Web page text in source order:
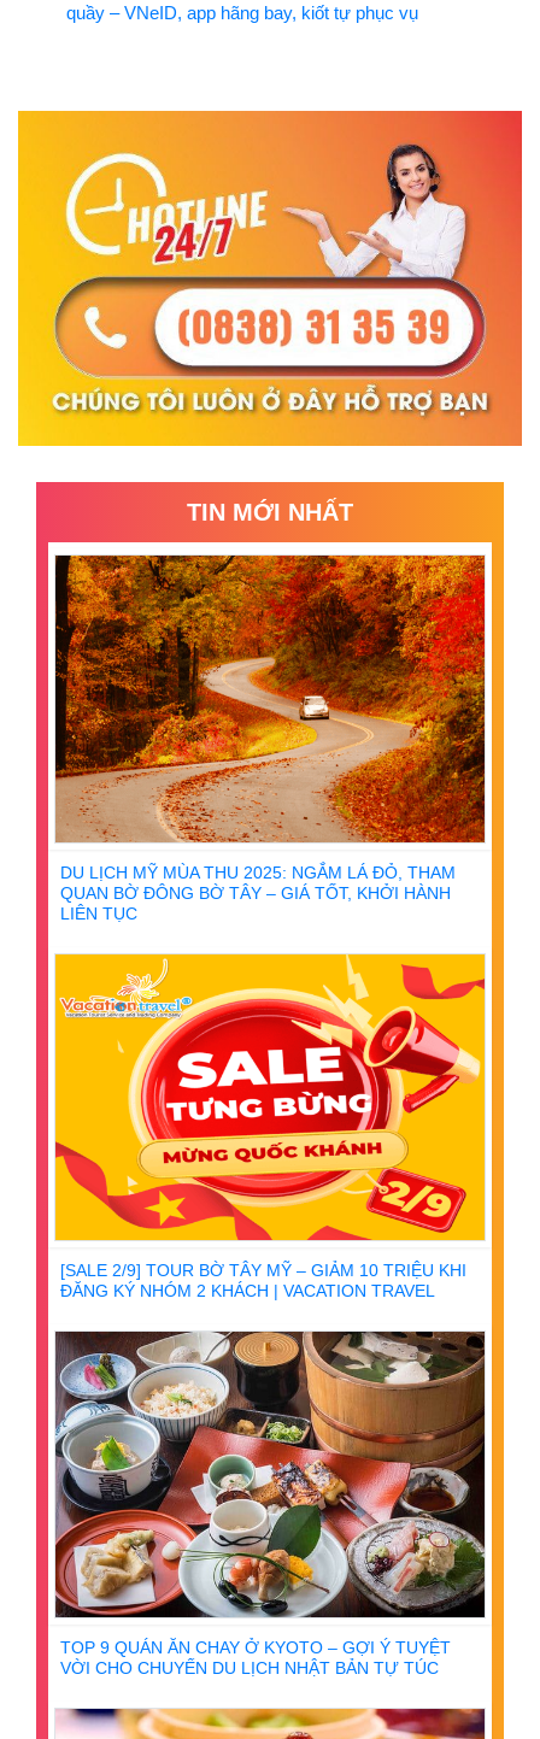
quầy – VNeID, app hãng bay, kiốt tự phục vụ
TIN MỚI NHẤT
DU LỊCH MỸ MÙA THU 2025: NGẮM LÁ ĐỎ, THAM
QUAN BỜ ĐÔNG BỜ TÂY – GIÁ TỐT, KHỞI HÀNH
LIÊN TỤC
[SALE 2/9] TOUR BỜ TÂY MỸ – GIẢM 10 TRIỆU KHI
ĐĂNG KÝ NHÓM 2 KHÁCH | VACATION TRAVEL
TOP 9 QUÁN ĂN CHAY Ở KYOTO – GỢI Ý TUYỆT
VỜI CHO CHUYẾN DU LỊCH NHẬT BẢN TỰ TÚC